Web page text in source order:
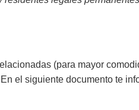
(para mayor
el siguiente documento te